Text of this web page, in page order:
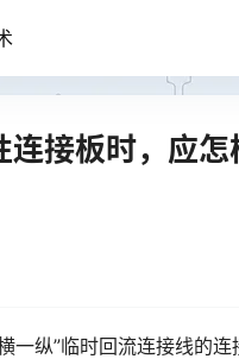
接板时，应怎
一纵”临时回流连接线的连